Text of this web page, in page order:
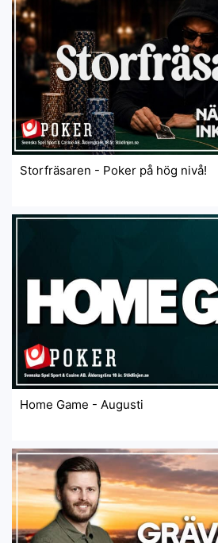
Storfräsaren - Poker på hög nivå!
Home Game - Augusti